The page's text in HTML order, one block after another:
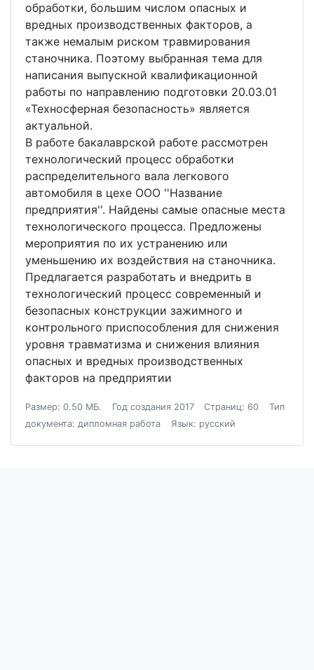
обработки, большим числом опасных и
вредных производственных факторов, а
также немалым риском травмирования
станочника. Поэтому выбранная тема для
написания выпускной квалификационной
работы по направлению подготовки 20.03.01
«Техносферная безопасность» является
актуальной.
В работе бакалаврской работе рассмотрен
технологический процесс обработки
распределительного вала легкового
автомобиля в цехе ООО ''Название
предприятия''. Найдены самые опасные места
технологического процесса. Предложены
мероприятия по их устранению или
уменьшению их воздействия на станочника.
Предлагается разработать и внедрить в
технологический процесс современный и
безопасных конструкции зажимного и
контрольного приспособления для снижения
уровня травматизма и снижения влияния
опасных и вредных производственных
факторов на предприятии
Размер: 0.50 МБ. Год создания 2017 Страниц: 60
Тип
документа: дипломная работа
Язык: русский